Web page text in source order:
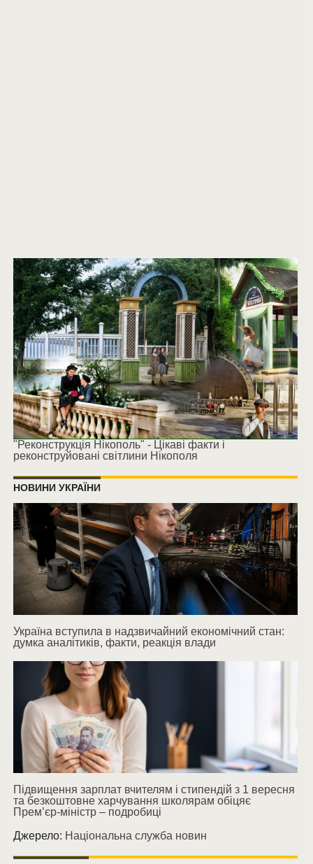
"Реконструкція Нікополь" - Цікаві факти і
реконструйовані світлини Нікополя
НОВИНИ УКРАЇНИ
Україна вступила в надзвичайний економічний стан:
думка аналітиків, факти, реакція влади
Підвищення зарплат вчителям і стипендій з 1 вересня
та безкоштовне харчування школярам обіцяє
Прем’єр-міністр – подробиці
Джерело: Національна служба новин